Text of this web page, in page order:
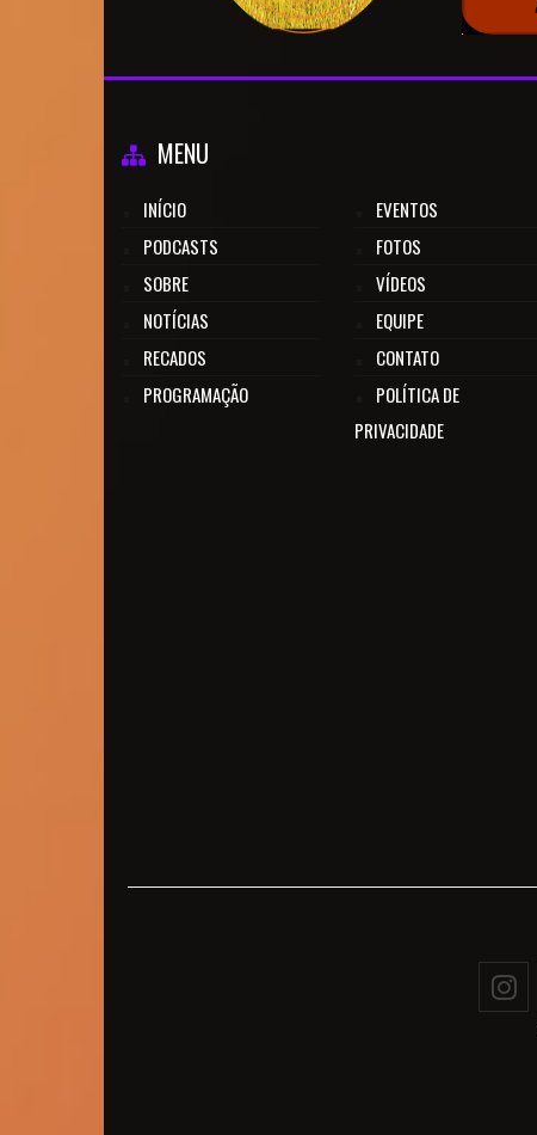
MENU
INÍCIO
PODCASTS
SOBRE
NOTÍCIAS
RECADOS
PROGRAMAÇÃO
EVENTOS
FOTOS
VÍDEOS
EQUIPE
CONTATO
POLÍTICA DE
PRIVACIDADE